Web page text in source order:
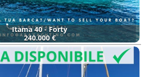
Itama 40 - Forty
240.000 €